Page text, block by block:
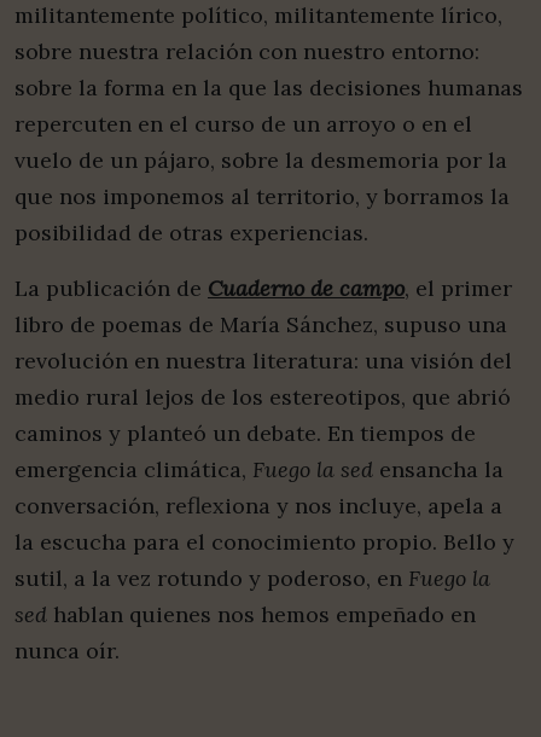
militantemente político, militantemente lírico,
sobre nuestra relación con nuestro entorno:
sobre la forma en la que las decisiones humanas
repercuten en el curso de un arroyo o en el
vuelo de un pájaro, sobre la desmemoria por la
que nos imponemos al territorio, y borramos la
posibilidad de otras experiencias.
La publicación de Cuaderno de campo, el primer
libro de poemas de María Sánchez, supuso una
revolución en nuestra literatura: una visión del
medio rural lejos de los estereotipos, que abrió
caminos y planteó un debate. En tiempos de
emergencia climática, Fuego la sed ensancha la
conversación, reflexiona y nos incluye, apela a
la escucha para el conocimiento propio. Bello y
sutil, a la vez rotundo y poderoso, en Fuego la
sed hablan quienes nos hemos empeñado en
nunca oír.